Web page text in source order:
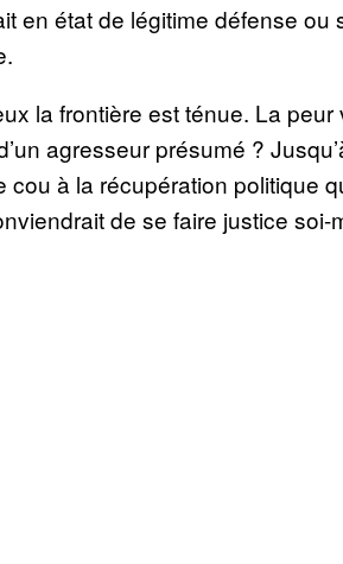
en état de légitime défense ou
la frontière est ténue. La
agresseur présumé ?
cou à la récupération politique
de se faire justice soi-